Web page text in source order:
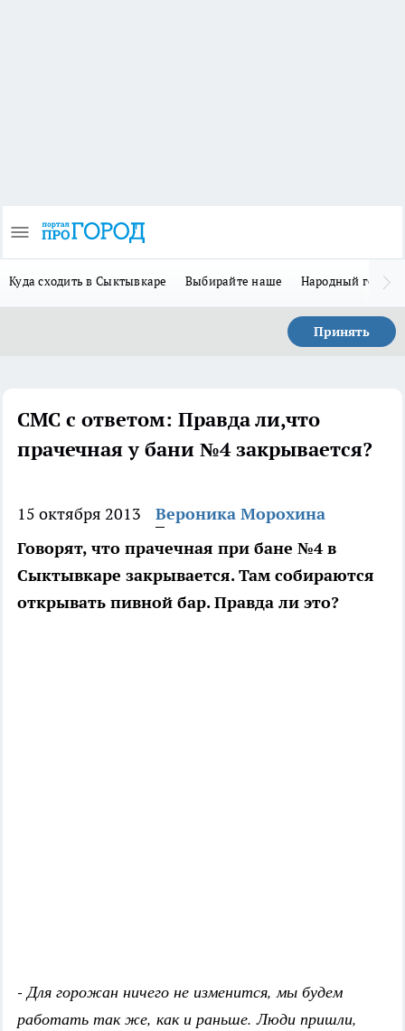
Куда сходить в Сыктывкаре Выбирайте наше Народный герой
Принять
СМС с ответом: Правда ли,что
прачечная у бани №4 закрывается?
15 октября 2013
Вероника Морохина
Говорят, что прачечная при бане №4 в
Сыктывкаре закрывается. Там собираются
открывать пивной бар. Правда ли это?
- Для горожан ничего не изменится, мы будем
работать так же, как и раньше. Люди пришли,